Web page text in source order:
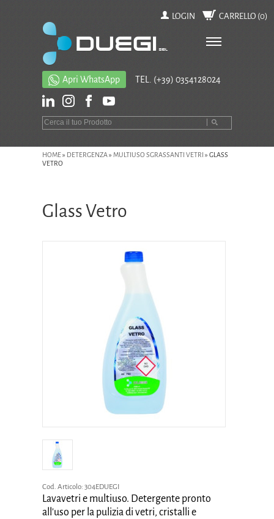
LOGIN CARRELLO (0)
Apri WhatsApp TEL. (+39) 0354128024
HOME» DETERGENZA» MULTIUSO SGRASSANTI VETRI » GLASS
VETRO
Glass Vetro
Cod. Articolo: 304EDUEGI
Lavavetri e multiuso. Detergente pronto
all'uso per la pulizia di vetri, cristalli e